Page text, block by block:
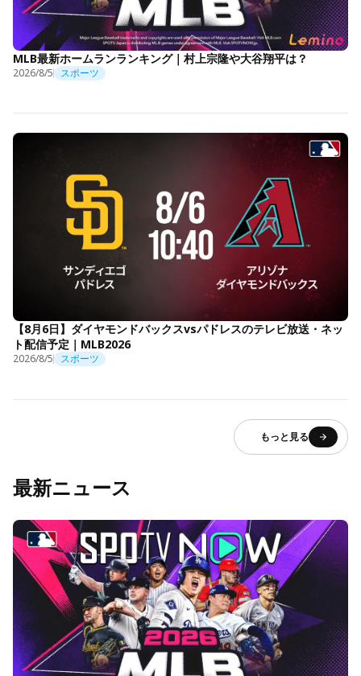
MLB最新ホームランランキング｜村上宗隆や大谷翔平は？
2026/8/5 スポーツ
【8月6日】ダイヤモンドバックスvsパドレスのテレビ放送・ネッ
ト配信予定｜MLB2026
2026/8/5 スポーツ
もっと見る
最新ニュース